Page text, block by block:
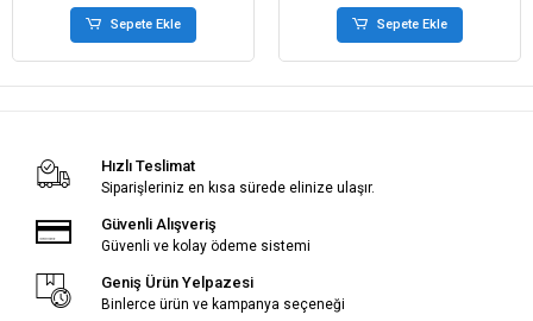
Sepete Ekle Sepete Ekle
Hızlı Teslimat
Siparişleriniz en kısa sürede elinize ulaşır.
Güvenli Alışveriş
Güvenli ve kolay ödeme sistemi
Geniş Ürün Yelpazesi
Binlerce ürün ve kampanya seçeneği